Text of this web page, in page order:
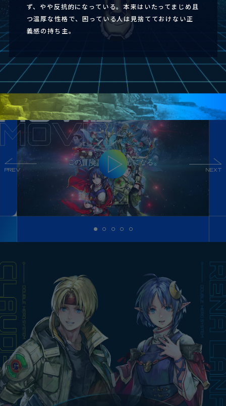
PREV NEXT
ず、やや反抗的になっている。本来はいたってまじめ且
つ温厚な性格で、困っている人は見捨てておけない正
義感の持ち主。